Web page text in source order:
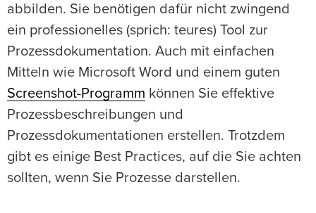
abbilden. Sie benötigen dafür nicht zwingend
ein professionelles (sprich: teures) Tool zur
Prozessdokumentation. Auch mit einfachen
Mitteln wie Microsoft Word und einem guten
Screenshot-Programm können Sie effektive
Prozessbeschreibungen und
Prozessdokumentationen erstellen. Trotzdem
gibt es einige Best Practices, auf die Sie achten
sollten, wenn Sie Prozesse darstellen.